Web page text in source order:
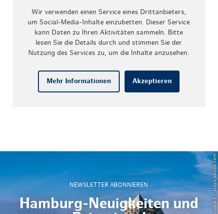
Wir verwenden einen Service eines Drittanbieters,
um Social-Media-Inhalte einzubetten. Dieser Service
kann Daten zu Ihren Aktivitäten sammeln. Bitte
lesen Sie die Details durch und stimmen Sie der
Nutzung des Services zu, um die Inhalte anzusehen.
Mehr Informationen Akzeptieren
NEWSLETTER ABONNIEREN
Hamburg-Neuigkeiten und
© Powell83 – stock.adobe.com